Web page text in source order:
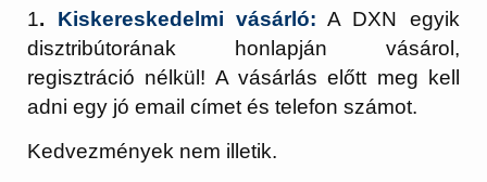
1. Kiskereskedelmi vásárló: A DXN egyik
disztribútorának honlapján vásárol,
regisztráció nélkül! A vásárlás előtt meg kell
adni egy jó email címet és telefon számot.
Kedvezmények nem illetik.